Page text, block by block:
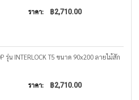
฿2,710.00
รุ่น INTERLOCK T5 ขนาด 90x200 ลายไม้สัก
฿2,710.00